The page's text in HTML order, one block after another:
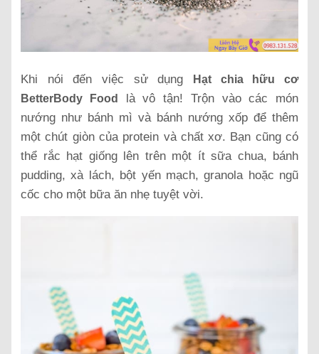
Khi nói đến việc sử dụng
Hạt chia hữu cơ
BetterBody Food
là vô tận! Trộn vào các món
nướng như bánh mì và bánh nướng xốp để thêm
một chút giòn của protein và chất xơ. Bạn cũng có
thể rắc hạt giống lên trên một ít sữa chua, bánh
pudding, xà lách, bột yến mạch, granola hoặc ngũ
cốc cho một bữa ăn nhẹ tuyệt vời.